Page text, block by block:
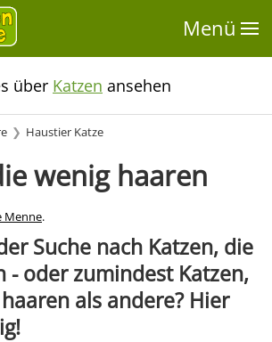
Menü
über Katzen ansehen
Haustier Katze
wenig haaren
Menne.
Suche nach Katzen, die
- oder zumindest Katzen,
als andere? Hier